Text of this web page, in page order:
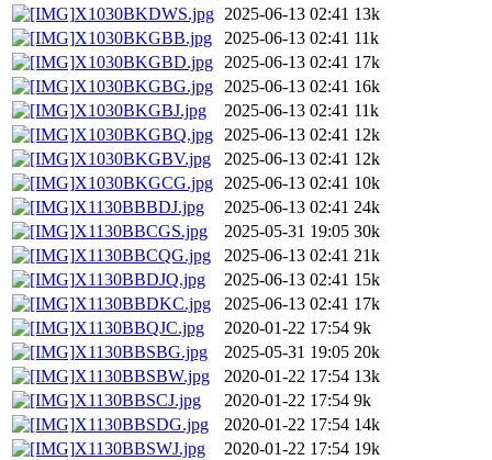
X1030BKDWS.jpg 2025-06-13 02:41 13k
X1030BKGBB.jpg
2025-06-13 02:41 11k
X1030BKGBD.jpg
2025-06-13 02:41 17k
X1030BKGBG.jpg
2025-06-13 02:41 16k
X1030BKGBJ.jpg
2025-06-13 02:41 11k
X1030BKGBQ.jpg
2025-06-13 02:41 12k
X1030BKGBV.jpg
2025-06-13 02:41 12k
X1030BKGCG.jpg
2025-06-13 02:41 10k
X1130BBBDJ.jpg
2025-06-13 02:41 24k
X1130BBCGS.jpg
2025-05-31 19:05 30k
X1130BBCQG.jpg
2025-06-13 02:41 21k
X1130BBDJQ.jpg
2025-06-13 02:41 15k
X1130BBDKC.jpg
2025-06-13 02:41 17k
X1130BBQJC.jpg
2020-01-22 17:54 9k
X1130BBSBG.jpg
2025-05-31 19:05 20k
X1130BBSBW.jpg
2020-01-22 17:54 13k
X1130BBSCJ.jpg
2020-01-22 17:54 9k
X1130BBSDG.jpg
2020-01-22 17:54 14k
X1130BBSWJ.jpg
2020-01-22 17:54 19k